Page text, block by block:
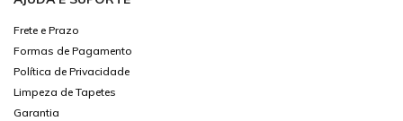
Frete e Prazo
Formas de Pagamento
Política de Privacidade
Limpeza de Tapetes
Garantia